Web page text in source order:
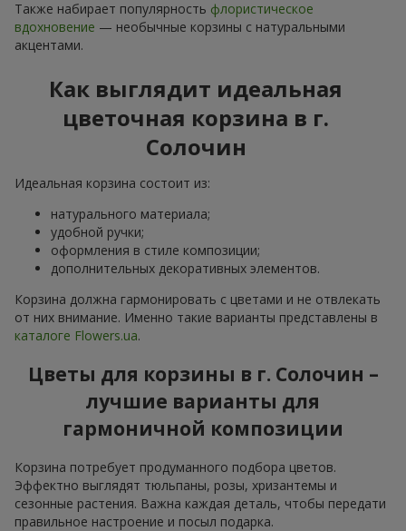
Также набирает популярность флористическое
вдохновение — необычные корзины с натуральными
акцентами.
Как выглядит идеальная
цветочная корзина в г.
Солочин
Идеальная корзина состоит из:
натурального материала;
удобной ручки;
оформления в стиле композиции;
дополнительных декоративных элементов.
Корзина должна гармонировать с цветами и не отвлекать
от них внимание. Именно такие варианты представлены в
каталоге Flowers.ua.
Цветы для корзины в г. Солочин –
лучшие варианты для
гармоничной композиции
Корзина потребует продуманного подбора цветов.
Эффектно выглядят тюльпаны, розы, хризантемы и
сезонные растения. Важна каждая деталь, чтобы передати
правильное настроение и посыл подарка.